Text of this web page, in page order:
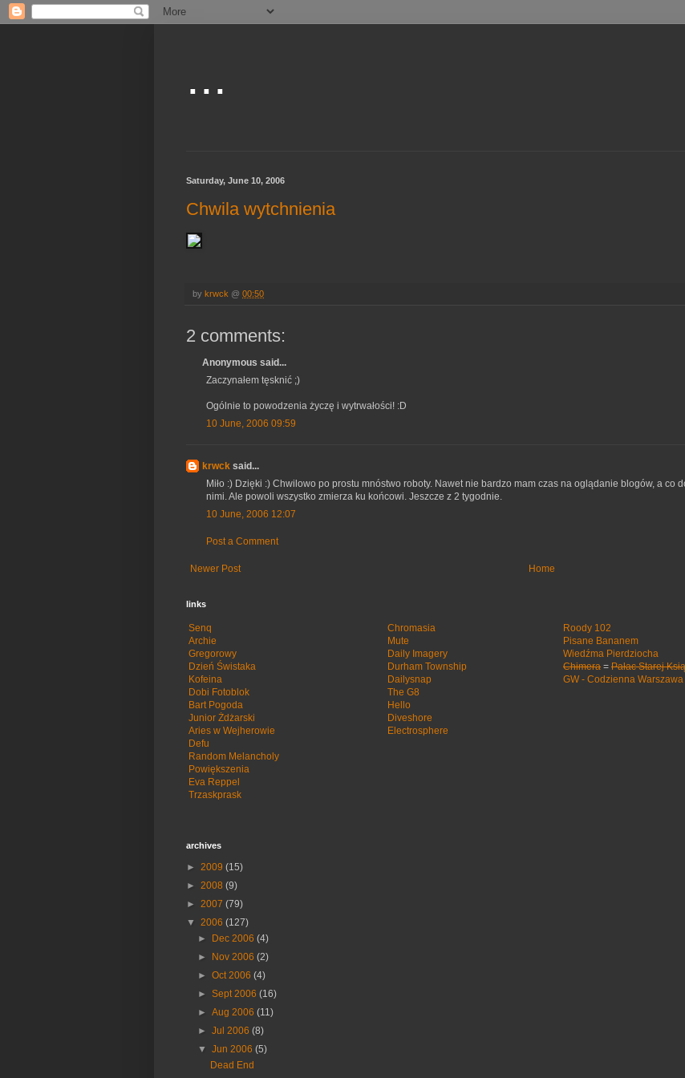
...
Saturday, June 10, 2006
Chwila wytchnienia
by krwck @ 00:50
2 comments:
Anonymous said...
Zaczynałem tęsknić ;)
Ogólnie to powodzenia życzę i wytrwałości! :D
10 June, 2006 09:59
krwck said...
Miło :) Dzięki :) Chwilowo po prostu mnóstwo roboty. Nawet nie bardzo mam czas na oglądanie blogów, a co
nimi. Ale powoli wszystko zmierza ku końcowi. Jeszcze z 2 tygodnie.
10 June, 2006 12:07
Post a Comment
Newer Post Home
links
Senq
Archie
Gregorowy
Dzień Świstaka
Kofeina
Dobi Fotoblok
Bart Pogoda
Junior Żdżarski
Aries w Wejherowie
Defu
Random Melancholy
Powiększenia
Eva Reppel
Trzaskprask
Chromasia
Mute
Daily Imagery
Durham Township
Dailysnap
The G8
Hello
Diveshore
Electrosphere
Roody 102
Pisane Bananem
Wiedźma Pierdziocha
Chimera = Pałac Starej
GW - Codzienna Warszawa
archives
► 2009 (15)
► 2008 (9)
► 2007 (79)
▼ 2006 (127)
► Dec 2006(4)
► Nov 2006(2)
►Oct 2006(4)
►Sept 2006(16)
►Aug 2006(11)
►Jul 2006(8)
▼Jun 2006(5)
Dead End